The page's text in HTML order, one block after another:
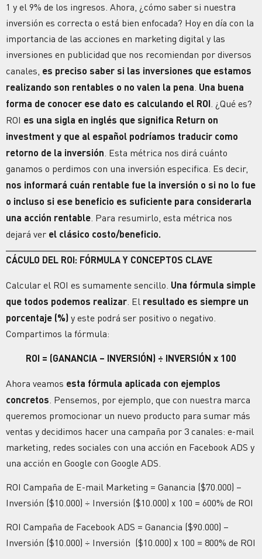
1 y el 9% de los ingresos. Ahora, ¿cómo saber si nuestra
inversión es correcta o está bien enfocada? Hoy en día con la
importancia de las acciones en marketing digital y las
inversiones en publicidad que nos recomiendan por diversos
canales, es preciso saber si las inversiones que estamos
realizando son rentables o no valen la pena Una buena
forma de conocer ese dato es calculando el ROI . ¿Qué es?
ROI es una sigla en inglés que significa Return on
investment y que al español podríamos traducir como
retorno de la inversión . Esta métrica nos dirá cuánto
ganamos o perdimos con una inversión especifica. Es decir,
nos informará cuán rentable fue la inversión o si no lo fue
o incluso si ese beneficio es suficiente para considerarla
una acción rentable . Para resumirlo, esta métrica nos
dejará ver el clásico costo/beneficio.
CÁCULO DEL ROI: FÓRMULA Y CONCEPTOS CLAVE
Calcular el ROI es sumamente sencillo. Una fórmula simple
que todos podemos realizar . El resultado es siempre un
porcentaje (%) y este podrá ser positivo o negativo.
Compartimos la fórmula:
ROI = (GANANCIA – INVERSIÓN) ÷ INVERSIÓN x 100
Ahora veamos esta fórmula aplicada con ejemplos
concretos . Pensemos, por ejemplo, que con nuestra marca
queremos promocionar un nuevo producto para sumar más
ventas y decidimos hacer una campaña por 3 canales: e-mail
marketing, redes sociales con una acción en Facebook ADS y
una acción en Google con Google ADS.
ROI Campaña de E-mail Marketing = Ganancia ($70.000) –
Inversión ($10.000) ÷ Inversión ($10.000) x 100 = 600% de ROI
ROI Campaña de Facebook ADS = Ganancia ($90.000) –
Inversión ($10.000) ÷ Inversión ($10.000) x 100 = 800% de ROI